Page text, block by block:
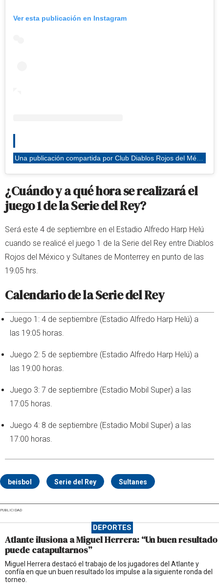
Ver esta publicación en Instagram
Una publicación compartida por Club Diablos Rojos del México (@diablosrojosmx)
¿Cuándo y a qué hora se realizará el
juego 1 de la Serie del Rey?
Será este 4 de septiembre en el Estadio Alfredo Harp Helú
cuando se realicé el juego 1 de la Serie del Rey entre Diablos
Rojos del México y Sultanes de Monterrey en punto de las
19:05 hrs.
Calendario de la Serie del Rey
Juego 1: 4 de septiembre (Estadio Alfredo Harp Helú) a
las 19:05 horas.
Juego 2: 5 de septiembre (Estadio Alfredo Harp Helú) a
las 19:00 horas.
Juego 3: 7 de septiembre (Estadio Mobil Super) a las
17:05 horas.
Juego 4: 8 de septiembre (Estadio Mobil Super) a las
17:00 horas.
beisbol Serie del Rey Sultanes
PUBLICIDAD
DEPORTES
Atlante ilusiona a Miguel Herrera: “Un buen resultado
puede catapultarnos”
Miguel Herrera destacó el trabajo de los jugadores del Atlante y
confía en que un buen resultado los impulse a la siguiente ronda del
torneo.